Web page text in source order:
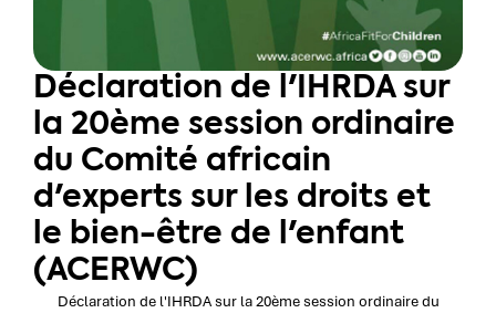
Déclaration de l'IHRDA sur
la 20ème session ordinaire
du Comité africain
d'experts sur les droits et
le bien-être de l'enfant
(ACERWC)
Déclaration de l'IHRDA sur la 20ème session ordinaire du